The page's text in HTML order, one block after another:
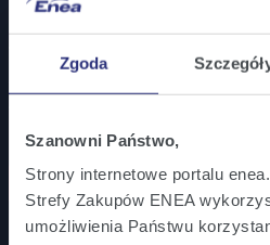
Zgoda
Szanowni Państwo,
Strony internetowe portalu
Strefy Zakupów ENEA
umożliwienia Państwu
Zamów powiadomienia
Zapisz się